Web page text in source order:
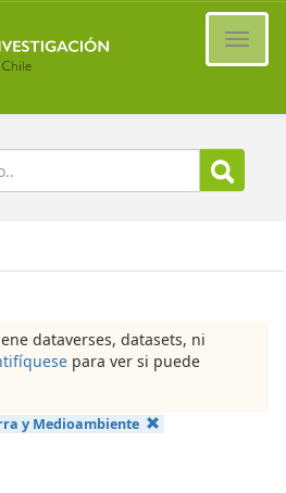
dataverses, datasets, ni
para ver si puede
y Medioambiente